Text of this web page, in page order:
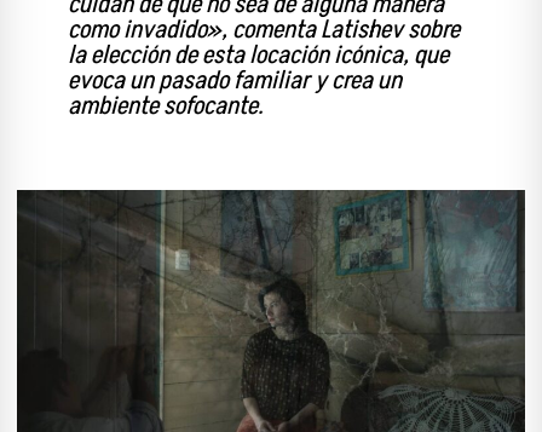
como invadido», comenta Latishev sobre
la elección de esta locación icónica, que
evoca un pasado familiar y crea un
ambiente sofocante.